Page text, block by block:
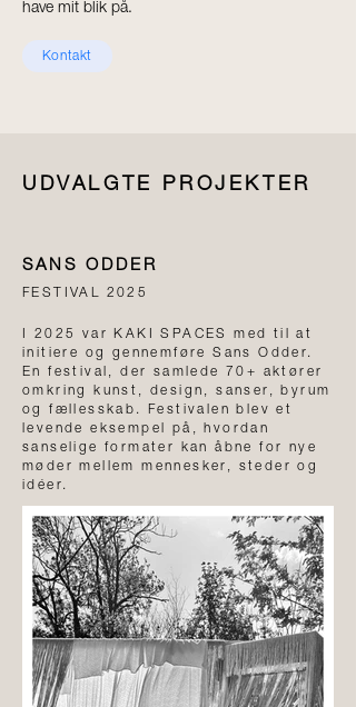
have mit blik på.
Kontakt
UDVALGTE PROJEKTER
SANS ODDER
FESTIVAL 2025
I 2025 var KAKI SPACES med til at
initiere og gennemføre Sans Odder.
En festival, der samlede 70+ aktører
omkring kunst, design, sanser, byrum
og fællesskab. Festivalen blev et
levende eksempel på, hvordan
sanselige formater kan åbne for nye
møder mellem mennesker, steder og
idéer.